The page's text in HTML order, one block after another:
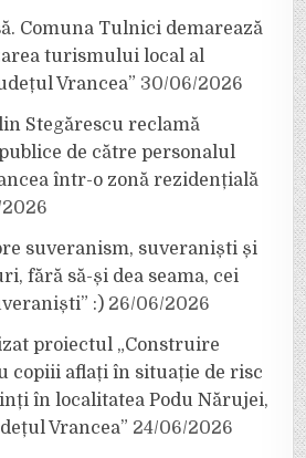
Comuna Tulnici demarează
turismului local al
Vrancea” 30/06/2026
Stegărescu reclamă
de către personalul
într-o zonă rezidențială
suveranism, suveraniști și
fără să-și dea seama, cei
:) 26/06/2026
proiectul „Construire
copiii aflați în situație de risc
în localitatea Podu Nărujei,
Vrancea” 24/06/2026